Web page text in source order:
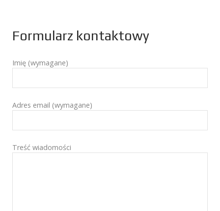
Formularz kontaktowy
Imię (wymagane)
Adres email (wymagane)
Treść wiadomości